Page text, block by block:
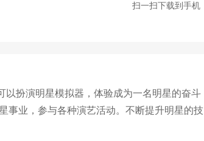
扫一扫下载到手机
扮演明星模拟器，体验成为一名明星的奋斗
事业，参与各种演艺活动。不断提升明星的技